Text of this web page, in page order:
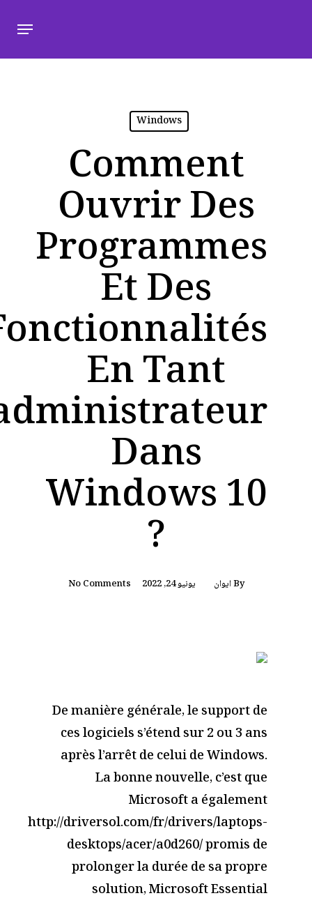
Windows
Comment
Ouvrir Des
Programmes
Et Des
En Tant
Dans
Windows 10
?
Byايوان يونيو 24, 2022 No Comments
De manière générale, le support de
ces logiciels s’étend sur 2 ou 3 ans
après l’arrêt de celui de Windows.
La bonne nouvelle, c’est que
Microsoft a également
http://driversol.com/fr/drivers/laptops-
desktops/acer/a0d260/promis de
prolonger la durée de sa propre
solution, Microsoft Essential